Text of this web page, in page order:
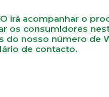
irá acompanhar o
os consumidores
do nosso número de
de contacto.